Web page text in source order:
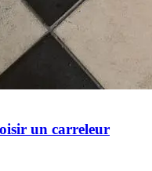
un carreleur